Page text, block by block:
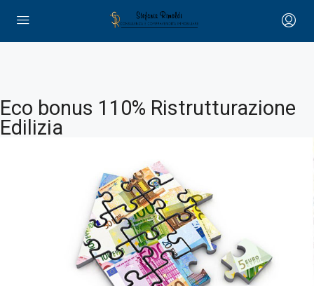
Eco bonus 110% Ristrutturazione
Edilizia